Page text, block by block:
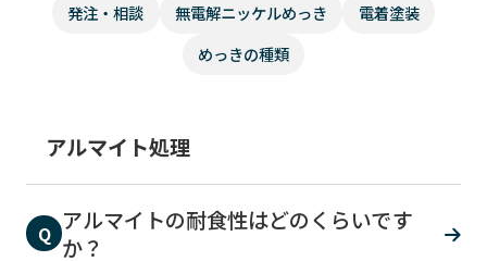
発注・相談
無電解ニッケルめっき
電着塗装
めっきの種類
アルマイト処理
Q アルマイトの耐食性はどのくらいです
か？